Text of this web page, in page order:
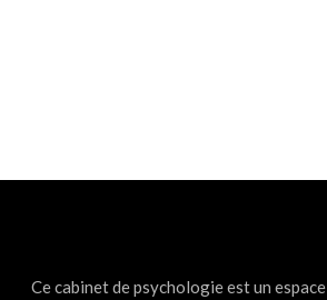
Ce cabinet de psychologie est un espace